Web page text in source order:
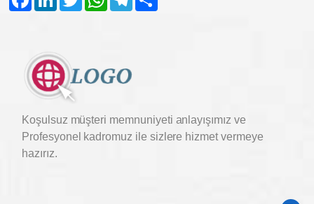
Koşulsuz müşteri memnuniyeti anlayışımız ve
Profesyonel kadromuz ile sizlere hizmet vermeye
hazırız.